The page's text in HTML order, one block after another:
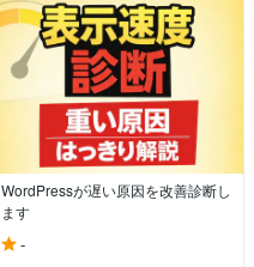
WordPressが遅い原因を改善診断し
ます
-